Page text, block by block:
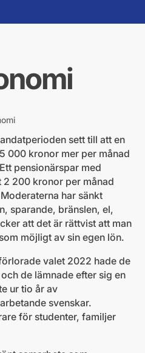
sett till att en
000 kronor mer per månad
pensionärspar med
200 kronor per månad
har sänkt
sparande, bränslen, el,
att det är rättvist att man
möjligt av sin egen lön.
valet 2022 hade de
de lämnade efter sig en
ur tio år av
svenskar.
för studenter, familjer